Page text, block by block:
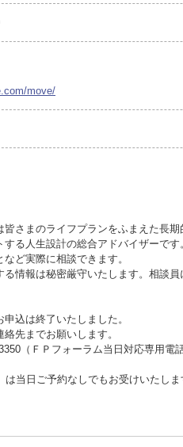
move/
さまのライフプランをふまえた長
る人生設計の総合アドバイザーで
ど実際に相談できます。
情報は秘密厳守いたします。相談
込は終了いたしました。
先までお願いします。
（ＦＰフォーラム当日対応専用電話
は当日ご予約なしでもお受けいたしま